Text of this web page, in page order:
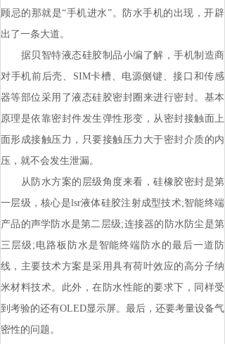
顾忌的那就是“手机进水”。防水手机的出现，开辟
出了一条大道。
据贝智特液态硅胶制品小编了解，手机制造商
对手机前后壳、SIM卡槽、电源侧键、接口和传感
器等部位采用了液态硅胶密封圈来进行密封。基本
原理是依靠密封件发生弹性形变，从密封接触面上
面形成接触压力，只要接触压力大于密封介质的内
压，就不会发生泄漏。
从防水方案的层级角度来看，硅橡胶密封是第
一层级，核心是lsr液体硅胶注射成型技术;智能终端
产品的声学防水是第二层级;连接器的防水防尘是第
三层级;电路板防水是智能终端防水的最后一道防
线，主要技术方案是采用具有荷叶效应的高分子纳
米材料技术。此外，在防水性能的要求下，同样受
到考验的还有OLED显示屏。最后，还要考量设备气
密性的问题。